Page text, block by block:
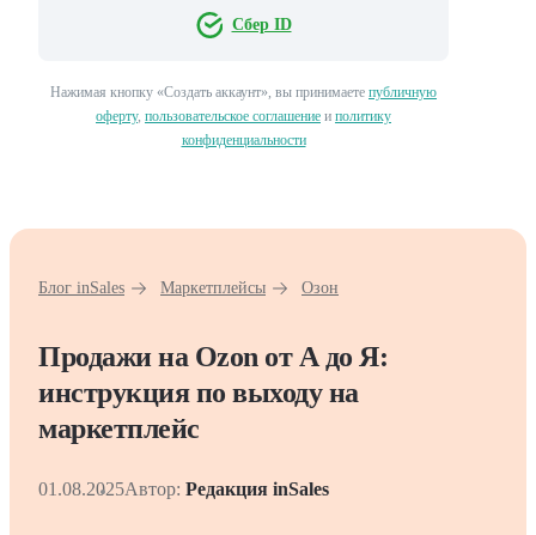
Сбер ID
Нажимая кнопку «Создать аккаунт», вы принимаете публичную
оферту, пользовательское соглашение и политику
конфиденциальности
Блог inSales Маркетплейсы Озон
Продажи на Ozon от А до Я:
инструкция по выходу на
маркетплейс
01.08.2025Автор: Редакция inSales